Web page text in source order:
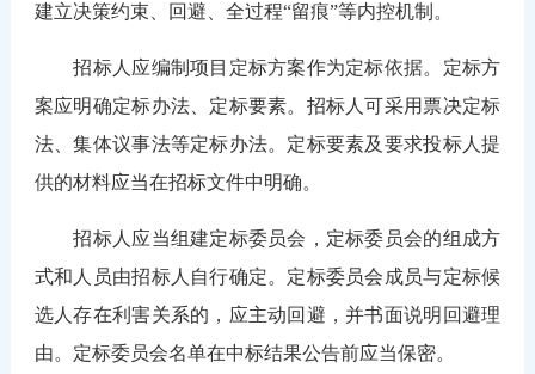
建立决策约束、回避、全过程“留痕”等内控机制。
招标人应编制项目定标方案作为定标依据。定标方
案应明确定标办法、定标要素。招标人可采用票决定标
法、集体议事法等定标办法。定标要素及要求投标人提
供的材料应当在招标文件中明确。
招标人应当组建定标委员会，定标委员会的组成方
式和人员由招标人自行确定。定标委员会成员与定标候
选人存在利害关系的，应主动回避，并书面说明回避理
由。定标委员会名单在中标结果公告前应当保密。